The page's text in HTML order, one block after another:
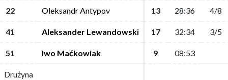
22 Oleksandr Antypov 13 28:36 4/8
41 Aleksander Lewandowski 17 32:34 3/5
51 Iwo Maćkowiak 9 08:53
Drużyna
22 Oleksandr Antypov 13 28:36 4/8
41 Aleksander Lewandowski 17 32:34 3/5
51 Iwo Maćkowiak 9 08:53
Drużyna